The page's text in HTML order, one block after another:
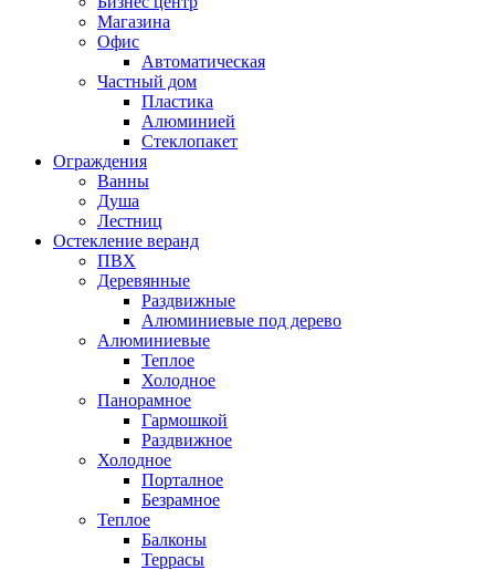
Магазина
Офис
Автоматическая
Частный дом
Пластика
Алюминией
Стеклопакет
Ограждения
Ванны
Душа
Лестниц
Остекление веранд
ПВХ
Деревянные
Раздвижные
Алюминиевые под дерево
Алюминиевые
Теплое
Холодное
Панорамное
Гармошкой
Раздвижное
Холодное
Порталное
Безрамное
Теплое
Балконы
Террасы